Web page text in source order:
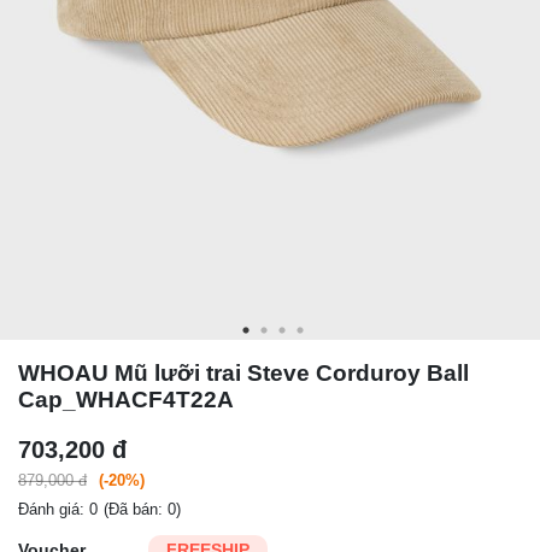
WHOAU Mũ lưỡi trai Steve Corduroy Ball
Cap_WHACF4T22A
703,200 đ
879,000 đ
(-20%)
Đánh giá: 0 (Đã bán: 0)